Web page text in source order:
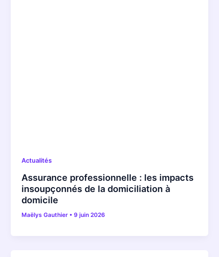
Actualités
Assurance professionnelle : les impacts
insoupçonnés de la domiciliation à
domicile
Maëlys Gauthier •9 juin 2026